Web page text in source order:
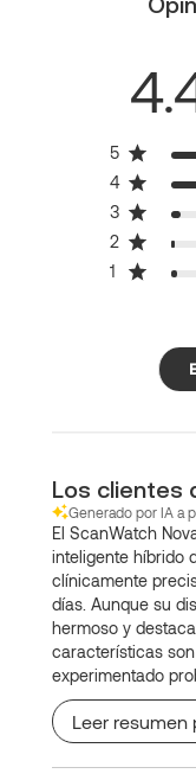
5
4
3
2
1
Los clientes
Generado por IA a
El ScanWatch
inteligente híbrido
clínicamente
días. Aunque su
hermoso y
características
experimentado
Leer resumen